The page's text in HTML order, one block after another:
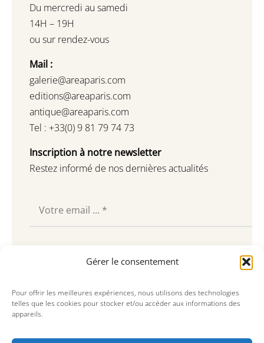
Gérer le consentement
Pour offrir les meilleures expériences, nous utilisons des technologies
telles que les cookies pour stocker et/ou accéder aux informations des
appareils.
Du mercredi au samedi
14H – 19H
ou sur rendez-vous
Mail :
galerie@areaparis.com
editions@areaparis.com
antique@areaparis.com
Tel : +33(0) 9 81 79 74 73
Inscription à notre newsletter
Restez informé de nos dernières actualités
Souscrire